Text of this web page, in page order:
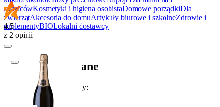
rodzicówKosmetyki i higiena osobistaDomowe porządkiDla
zwierzątAkcesoria do domuArtykuły biurowe i szkolneZdrowie i
suplementyBIOLokalni dostawcy
Produkty polecane
W tym tygodniu polecamy:
Promocja
4.5
z 2 opinii